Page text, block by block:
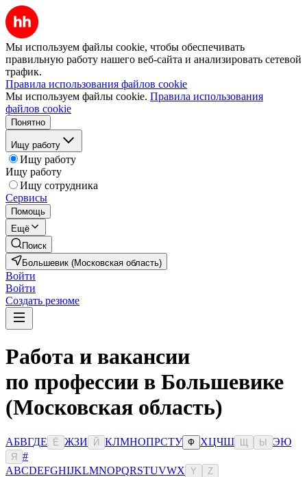
Мы используем файлы cookie, чтобы обеспечивать
правильную работу нашего веб-сайта и анализировать сетевой
трафик.
Правила использования файлов cookie
Мы используем файлы cookie. Правила использования
файлов cookie
Понятно
Ищу работу
Ищу работу
Ищу работу
Ищу сотрудника
Сервисы
Помощь
Ещё
Поиск
Большевик (Московская область)
Войти
Войти
Создать резюме
Работа и вакансии
по профессии в Большевике
(Московская область)
АБВГДЕ Ё ЖЗИ Й КЛМНОПРСТУ Ф ХЦЧШ Ы ЭЮ
Я
#
ABCDEFGHIJKLMNOPQRSTUVWX Y Z